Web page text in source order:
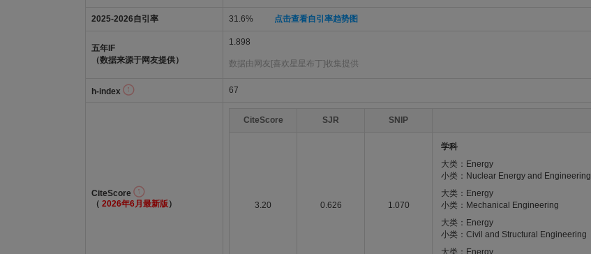
2025-2026自引率 31.6% 点击查看自引率趋势图
五年IF
（数据来源于网友提供）
1.898
数据由网友[喜欢星星布丁]收集提供
h-index 67
CiteScore
（ 2026年6月最新版 ）
CiteScore SJR SNIP
3.20 0.626 1.070
学科
大类：Energy
小类：Nuclear Energy and Engineering
大类：Energy
小类：Mechanical Engineering
大类：Energy
小类：Civil and Structural Engineering
大类：Energy